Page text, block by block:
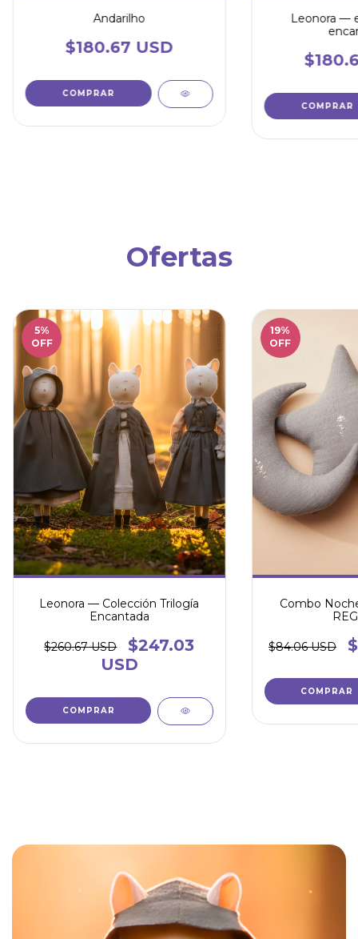
Andarilho
$180.67 USD
Leonora —
Ofertas
5%
OFF
Leonora — Colección Trilogía
Encantada
$260.67 USD
$247.03
USD
19%
OFF
Combo
$84.06 USD